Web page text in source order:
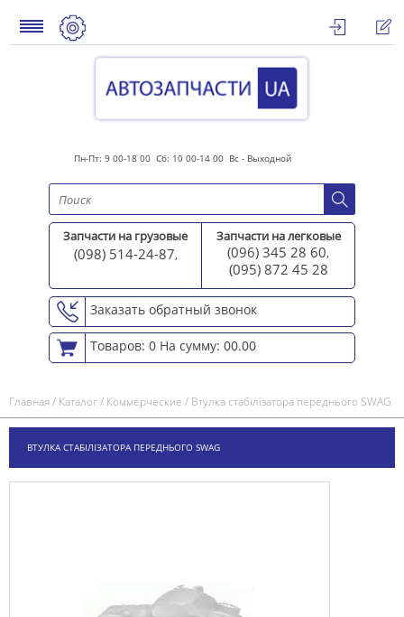
Пн-Пт: 9 00-18 00 Сб: 10 00-14 00 Вс - Выходной
Запчасти на грузовые
(098) 514-24-87,
Запчасти на легковые
(096) 345 28 60,
(095) 872 45 28
Заказать обратный звонок
Товаров: 0 На сумму: 00.00
Главная/ Каталог/ Коммерческие / Втулка стабілізатора переднього SWAG
ВТУЛКА СТАБІЛІЗАТОРА ПЕРЕДНЬОГО SWAG